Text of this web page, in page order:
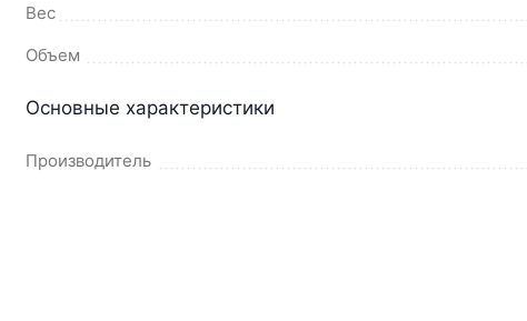
Вес
Объем
Основные характеристики
Производитель